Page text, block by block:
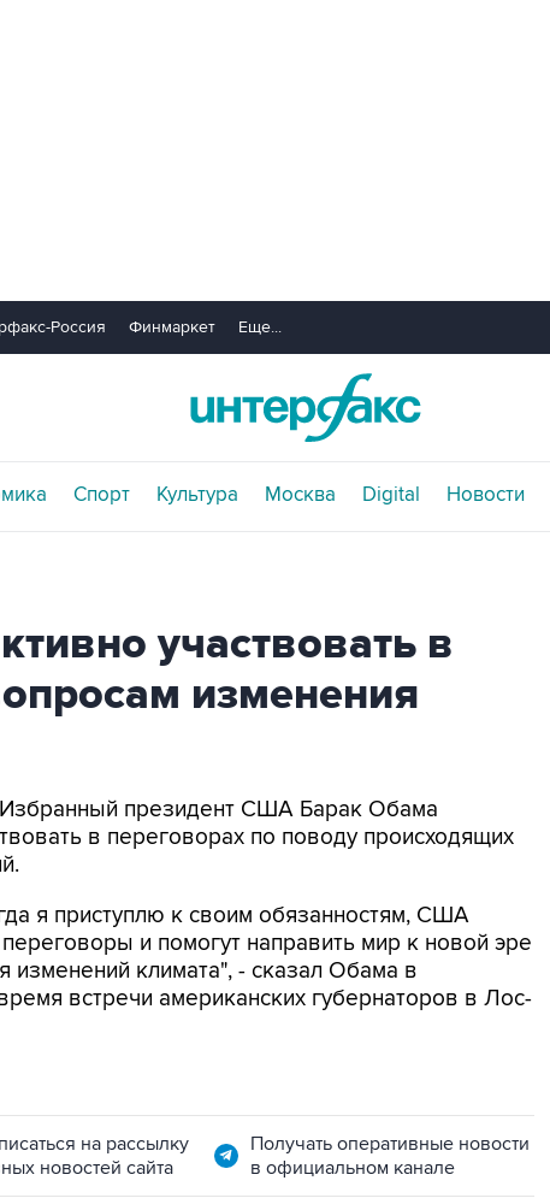
Россия Финмаркет Еще...
Спорт Культура Москва Digital Новости
участвовать в
изменения
Избранный президент США Барак Обама
в переговорах по поводу происходящих
я приступлю к своим обязанностям, США
и помогут направить мир к новой эре
изменений климата", - сказал Обама в
встречи американских губернаторов в Лос-
на рассылку
новостей сайта
Получать оперативные новости
в официальном канале